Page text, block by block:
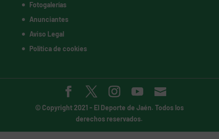
Fotogalerías
Anunciantes
Aviso Legal
Política de cookies
© Copyright 2021 - El Deporte de Jaén. Todos los
derechos reservados.